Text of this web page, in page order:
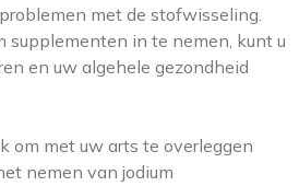
met de stofwisseling.
supplementen in te nemen, kunt u
en uw algehele gezondheid
om met uw arts te overleggen
nemen van jodium